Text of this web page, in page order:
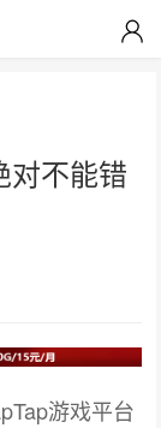
对不能错
游戏平台